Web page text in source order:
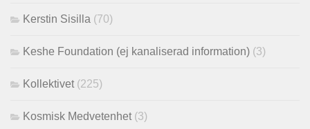
Kerstin Sisilla (70)
Keshe Foundation (ej kanaliserad information) (3)
Kollektivet (225)
Kosmisk Medvetenhet (3)